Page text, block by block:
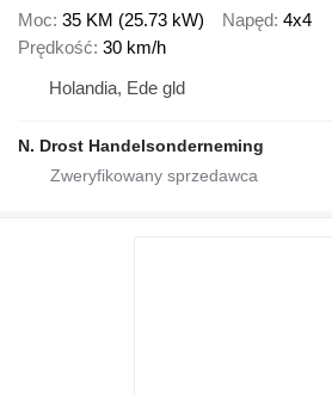
Moc 35 KM (25.73 kW) Napęd 4x4
Prędkość 30 km/h
Holandia, Ede gld
N. Drost Handelsonderneming